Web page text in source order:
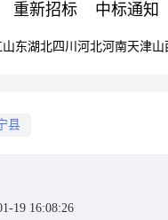
)
重新招标 中标通知
山东湖北四川 河北河南天津山
县
19 16:08:26